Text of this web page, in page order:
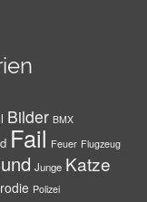
Bilder BMX
Fail Feuer Flugzeug
Junge Katze
Polizei